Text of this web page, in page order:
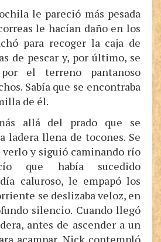
le pareció más pesada
le hacían daño en los
para recoger la caja de
de pescar y, por último, se
el terreno pantanoso
Sabía que se encontraba
de él.
allá del prado que se
ladera llena de tocones. Se
verlo y siguió caminando río
que había sucedido
caluroso, le empapó los
se deslizaba veloz, en
silencio. Cuando llegó
antes de ascender a un
acampar, Nick contempló